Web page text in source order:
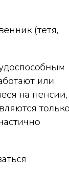
(тетя,
или
на пенсии,
только